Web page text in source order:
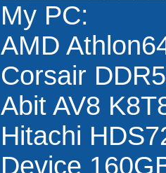
My PC:
AMD
Corsair
Abit AV8
Hitachi
Device